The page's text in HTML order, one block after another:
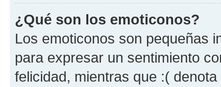
¿Qué son los emoticonos?
Los emoticonos son pequeñas
para expresar un sentimiento
felicidad, mientras que :(